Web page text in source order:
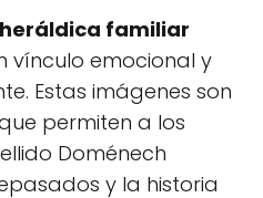
familiar
vínculo emocional y
Estas imágenes son
permiten a los
Doménech
y la historia